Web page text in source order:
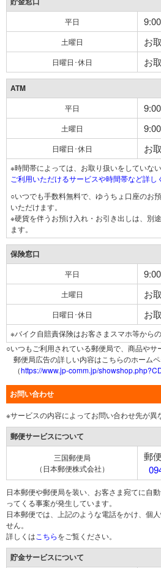
平日
土曜日 お
日曜日･休日 お
ATM
平日
土曜日
日曜日･休日 お
※時間帯によっては、お取り扱いをしていな
ご利用いただけるサービスや時間帯など詳し
○いつでも手数料無料で、ゆうちょ口座のお
いただけます。
※硬貨を伴うお預け入れ・お引き出しは、別
ます。
保険窓口
平日
土曜日 お
日曜日･休日 お
※バイク自賠責保険はお客さまスマホ等から
○いつもご利用されている郵便局で、商品やサ
郵便局広告の詳しい内容はこちらのホーム
（https://www.jp-comm.jp/
お問い合わせ
※サービスの内容によってお問い合わせ先が異
郵便サービスについて
三国郵便局
（日本郵便株式会社）
郵
日本郵便や郵便局を装い、お客さま宛てに自
ってくる事案が発生しています。
日本郵便では、上記のような電話をかけ、個
せん。
詳しくは こちらをご覧ください。
貯金サービスについて